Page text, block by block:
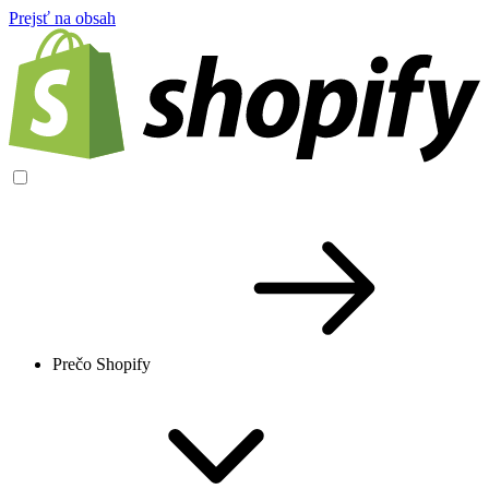
Prejsť na obsah
Prečo Shopify